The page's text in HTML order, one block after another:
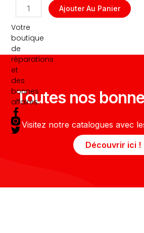
quantité
de
iPhone
13
Pro
Max
256Go
Ajouter Au Panier
Toutes nos
Visitez notre catalogues avec
Découvrir ici !
Votre
boutique
de
réparations
et
des
bonnes
affaires.
F
a
c
T
w
i